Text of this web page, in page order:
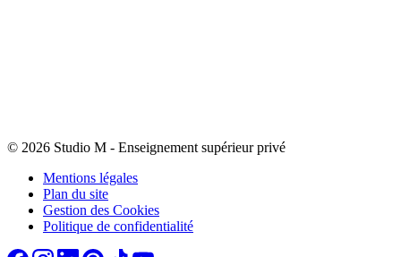
© 2026 Studio M - Enseignement supérieur privé
Mentions légales
Plan du site
Gestion des Cookies
Politique de confidentialité